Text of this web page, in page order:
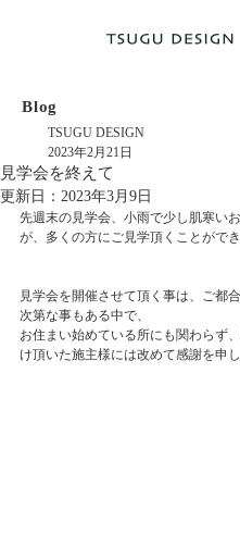
Blog
見学会を終えて
TSUGU DESIGN
2023年2月21日
更新日： 2023年3月9日
先週末の見学会、小雨で少し肌寒い
が、多くの方にご見学頂くことができ
見学会を開催させて頂く事は、ご都
次第な事もある中で、
お住まい始めている所にも関わらず
け頂いた施主様には改めて感謝を申し